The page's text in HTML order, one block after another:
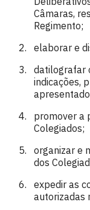
Câmaras,
Regimento;
elaborar e
datilografar
indicações,
promover a
Colegiados;
organizar e
dos
expedir as
autorizadas